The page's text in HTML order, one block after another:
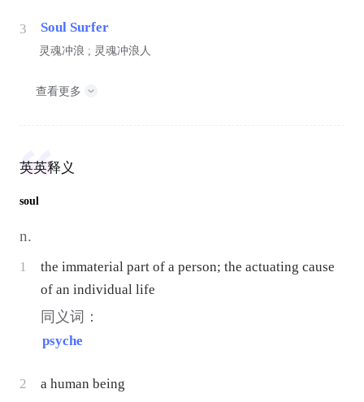
3 Soul Surfer
灵魂冲浪 ; 灵魂冲浪人
查看更多
英英释义
soul
n.
1
the immaterial part of a person; the actuating cause
of an individual life
同义词：
psyche
2 a human being